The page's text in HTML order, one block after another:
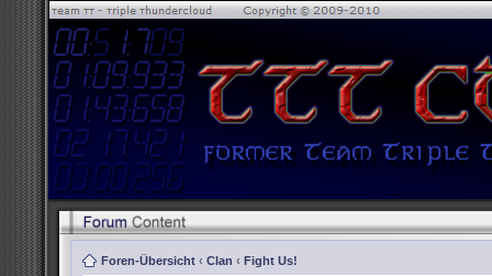
Foren-Übersicht ‹ Clan ‹ Fight Us!